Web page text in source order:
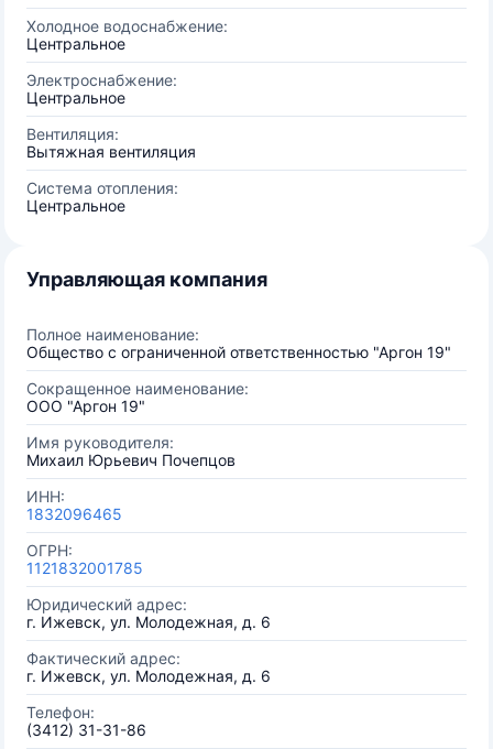
Холодное водоснабжение:
Центральное
Электроснабжение:
Центральное
Вентиляция:
Вытяжная вентиляция
Система отопления:
Центральное
Управляющая компания
Полное наименование:
Общество с ограниченной ответственностью "Аргон 19"
Сокращенное наименование:
ООО "Аргон 19"
Имя руководителя:
Михаил Юрьевич Почепцов
ИНН:
1832096465
ОГРН:
1121832001785
Юридический адрес:
г. Ижевск, ул. Молодежная, д. 6
Фактический адрес:
г. Ижевск, ул. Молодежная, д. 6
Телефон:
(3412) 31-31-86